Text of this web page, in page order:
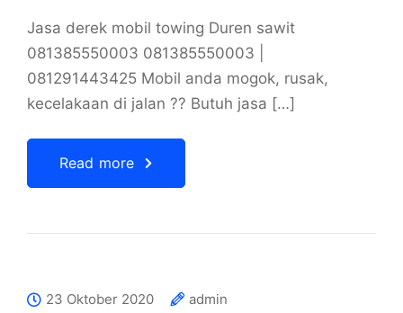
Jasa derek mobil towing Duren sawit
081385550003 081385550003 |
081291443425 Mobil anda mogok, rusak,
kecelakaan di jalan ?? Butuh jasa […]
Read more
23 Oktober 2020
admin